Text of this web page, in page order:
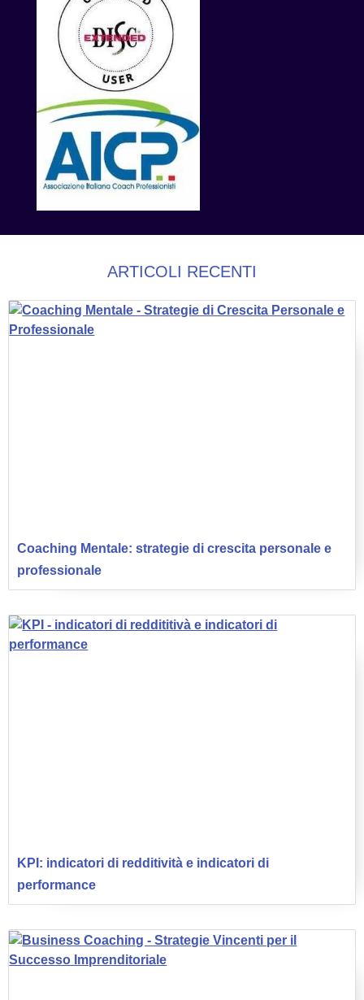
ARTICOLI RECENTI
Coaching Mentale: strategie di crescita personale e
professionale
KPI: indicatori di redditività e indicatori di
performance